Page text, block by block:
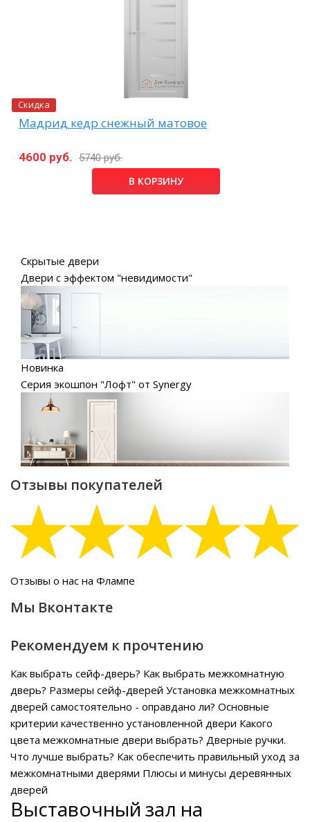
Скидка
Мадрид кедр снежный матовое
4600 руб. 5740 руб.
В КОРЗИНУ
Скрытые двери
Двери с эффектом "невидимости"
Новинка
Серия экошпон "Лофт" от Synergy
Отзывы покупателей
Отзывы о нас на Флампе
Мы Вконтакте
Рекомендуем к прочтению
Как выбрать сейф-дверь? Как выбрать межкомнатную
дверь? Размеры сейф-дверей Установка межкомнатных
дверей самостоятельно - оправдано ли? Основные
критерии качественно установленной двери Какого
цвета межкомнатные двери выбрать? Дверные ручки.
Что лучше выбрать? Как обеспечить правильный уход за
межкомнатными дверями Плюсы и минусы деревянных
дверей
Выставочный зал на